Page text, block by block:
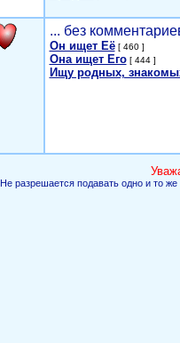
... без
Он ищет Её[ 460 ]
Она ищет Его[ 444 ]
Ищу родных,
Не разрешается подавать одно и то